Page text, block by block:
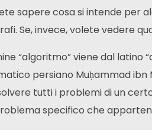
sapere cosa si intende per
Se, invece, volete vedere
“algoritmo” viene dal latino
persiano Muḥammad ibn
tutti i problemi di un
specifico che